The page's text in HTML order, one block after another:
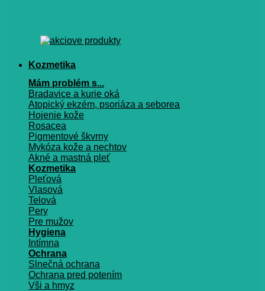
Kozmetika
Mám problém s...
Bradavice a kurie oká
Atopický ekzém, psoriáza a seborea
Hojenie kože
Rosacea
Pigmentové škvrny
Mykóza kože a nechtov
Akné a mastná pleť
Kozmetika
Pleťová
Vlasová
Telová
Pery
Pre mužov
Hygiena
Intímna
Ochrana
Slnečná ochrana
Ochrana pred potením
Vši a hmyz